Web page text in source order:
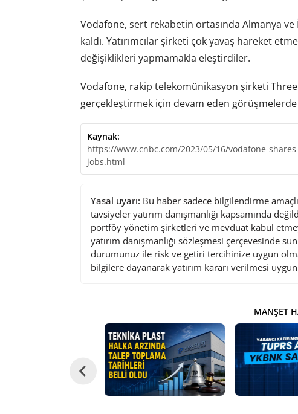
Vodafone, sert rekabetin ortasında Almanya ve
kaldı. Yatırımcılar şirketi çok yavaş hareket
değişiklikleri yapmamakla eleştirdiler.
Vodafone, rakip telekomünikasyon şirketi
gerçekleştirmek için devam eden
Kaynak:
https://www.cnbc.com/2023/05/16/vodafone-
jobs.html
Yasal uyarı: Bu haber sadece bilgilendirme
tavsiyeler yatırım danışmanlığı kapsamında
portföy yönetim şirketleri ve mevduat kabul
yatırım danışmanlığı sözleşmesi çerçevesinde
durumunuz ile risk ve getiri tercihinize uygun
bilgilere dayanarak yatırım kararı verilmesi
MANŞET